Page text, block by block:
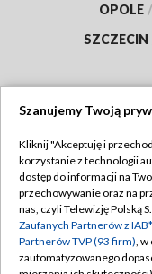
OPOLE /
SZCZECIN
Abonament TVP
Emisja w TVP
Centrum
Szanujemy Twoją
Kliknij "Akceptuję i
korzystanie z technologii
dostęp do informacji na
przechowywanie oraz na
nas, czyli Telewizję Polską
Zaufanych Partnerów z
Partnerów TVP (93 firm), w
zautomatyzowanego